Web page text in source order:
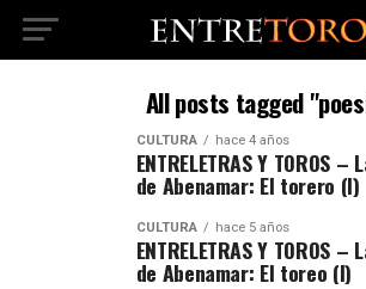
All posts tagged
CULTURA hace 4 años
ENTRELETRAS Y TOROS
de Abenamar: El torero (I)
CULTURA hace 5 años
ENTRELETRAS Y TOROS
de Abenamar: El toreo (I)